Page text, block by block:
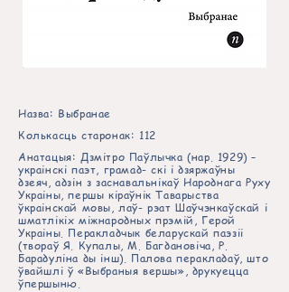
Назва: Выбранае
Колькасць старонак: 112
Анатацыя: Дзмітро Паўлычка (нар. 1929) –
украінскі паэт, грамад- скі і дзяржаўны
дзеяч, адзін з заснавальнікаў Народнага Руху
Украіны, першы кіраўнік Таварыства
ўкраінскай мовы, лаў- рэат Шаўчэнкаўскай і
шматлікіх міжнародных прэмій, Герой
Украіны. Перакладчык беларускай паэзіі
(твораў Я. Купалы, М. Багдановіча, Р.
Барадуліна ды інш). Палова перакладаў, што
ўвайшлі ў «Выбраныя вершы», друкуецца
ўпершыню.